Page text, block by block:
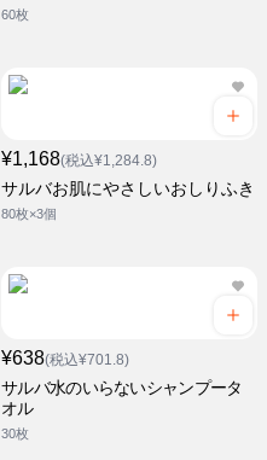
60枚
¥1,168(税込¥1,284.8)
サルバお肌にやさしいおしりふき
80枚×3個
¥638(税込¥701.8)
サルバ水のいらないシャンプータ
オル
30枚